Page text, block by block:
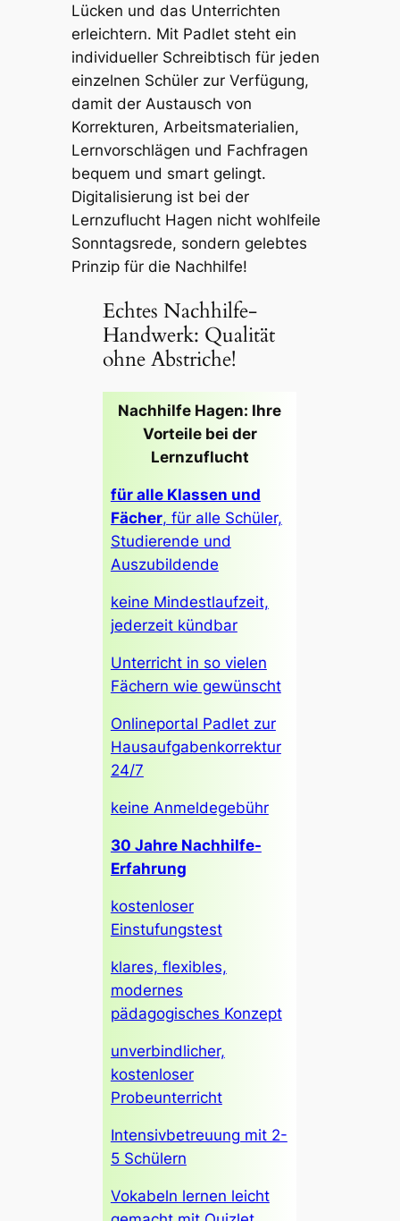
Lücken und das Unterrichten
erleichtern. Mit Padlet steht ein
individueller Schreibtisch für jeden
einzelnen Schüler zur Verfügung,
damit der Austausch von
Korrekturen, Arbeitsmaterialien,
Lernvorschlägen und Fachfragen
bequem und smart gelingt.
Digitalisierung ist bei der
Lernzuflucht Hagen nicht wohlfeile
Sonntagsrede, sondern gelebtes
Prinzip für die Nachhilfe!
Echtes Nachhilfe-
Handwerk: Qualität
ohne Abstriche!
Nachhilfe Hagen: Ihre
Vorteile bei der
Lernzuflucht
für alle Klassen und
Fächer, für alle Schüler,
Studierende und
Auszubildende
keine Mindestlaufzeit,
jederzeit kündbar
Unterricht in so vielen
Fächern wie gewünscht
Onlineportal Padlet zur
Hausaufgabenkorrektur
24/7
keine Anmeldegebühr
30 Jahre Nachhilfe-
Erfahrung
kostenloser
Einstufungstest
klares, flexibles,
modernes
pädagogisches Konzept
unverbindlicher,
kostenloser
Probeunterricht
Intensivbetreuung mit 2-
5 Schülern
Vokabeln lernen leicht